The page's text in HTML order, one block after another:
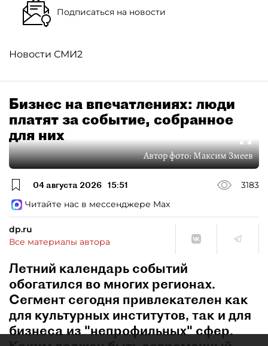
Подписаться на новости
Новости СМИ2
Бизнес на впечатлениях: люди
платят за событие, собранное
для них
Автор фото:Максим Змеев
04 августа 2026 15:51
3183
Читайте нас в мессенджере Max
dp.ru
Все материалы автора
Летний календарь событий
обогатился во многих регионах.
Сегмент сегодня привлекателен как
для культурных институтов, так и для
бизнеса из "непрофильных" сфер.